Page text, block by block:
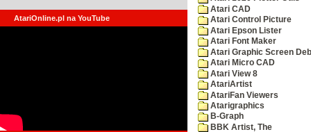
AtariOnline.pl na YouTube
Atari CAD
Atari Control Picture
Atari Epson Lister
Atari Font Maker
Atari Graphic Screen
Atari Micro CAD
Atari View 8
AtariArtist
AtariFan Viewers
Atarigraphics
B-Graph
BBK Artist, The